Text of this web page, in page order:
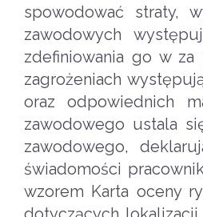
spowodować straty,
zawodowych
zdefiniowania go w
zagrożeniach
oraz odpowiednich
zawodowego ustala
zawodowego,
świadomości
wzorem Karta oceny